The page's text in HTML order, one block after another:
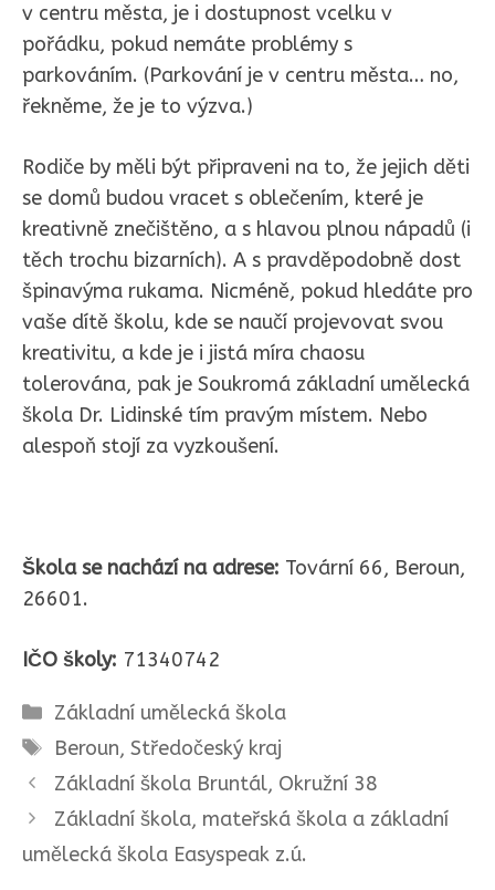
v centru města, je i dostupnost vcelku v
pořádku, pokud nemáte problémy s
parkováním. (Parkování je v centru města… no,
řekněme, že je to výzva.)
Rodiče by měli být připraveni na to, že jejich děti
se domů budou vracet s oblečením, které je
kreativně znečištěno, a s hlavou plnou nápadů (i
těch trochu bizarních). A s pravděpodobně dost
špinavýma rukama. Nicméně, pokud hledáte pro
vaše dítě školu, kde se naučí projevovat svou
kreativitu, a kde je i jistá míra chaosu
tolerována, pak je Soukromá základní umělecká
škola Dr. Lidinské tím pravým místem. Nebo
alespoň stojí za vyzkoušení.
Škola se nachází na adrese: Tovární 66, Beroun,
26601.
IČO školy: 71340742
Rubriky
Základní umělecká škola
Štítky
Beroun, Středočeský kraj
Základní škola Bruntál, Okružní 38
Základní škola, mateřská škola a základní
umělecká škola Easyspeak z.ú.